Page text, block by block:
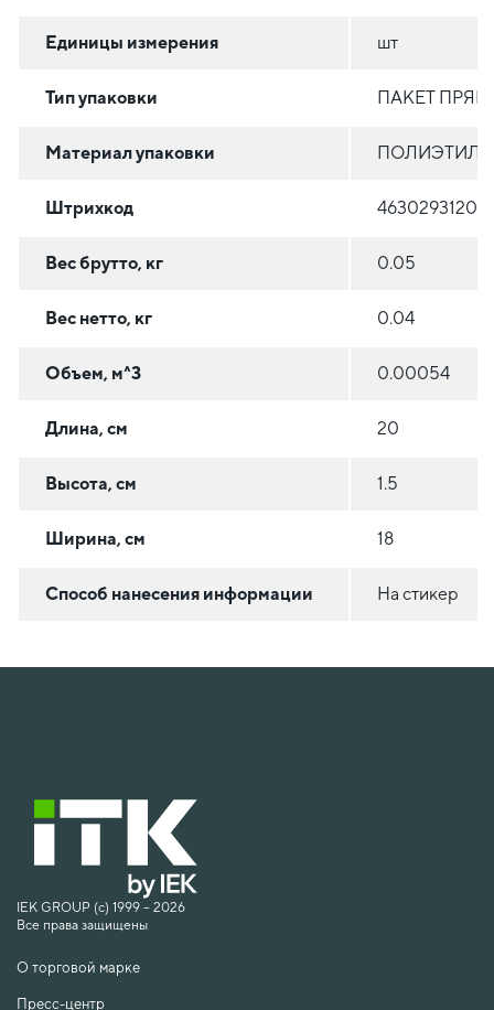
Единицы измерения шт
Тип упаковки ПАКЕТ
Материал упаковки
Штрихкод
Вес брутто, кг 0.05
Вес нетто, кг 0.04
Объем, м^3 0.00054
Длина, см 20
Высота, см 1.5
Ширина, см 18
Способ нанесения информации На стикер
IEK GROUP (c) 1999 – 2026
Все права защищены
О торговой марке
Пресс-центр